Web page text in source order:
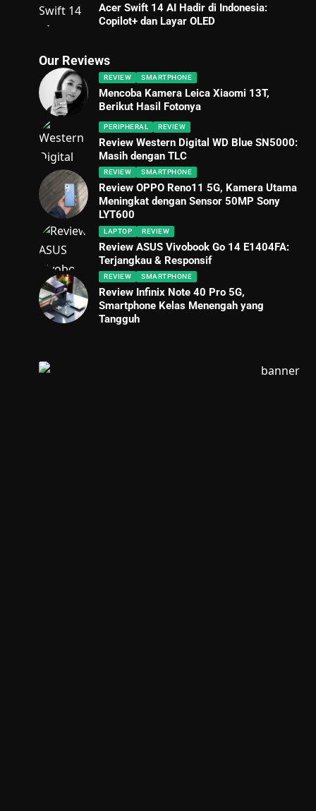
Acer Swift 14 AI Hadir di Indonesia:
Copilot+ dan Layar OLED
Our Reviews
REVIEW SMARTPHONE
Mencoba Kamera Leica Xiaomi 13T,
Berikut Hasil Fotonya
PERIPHERAL REVIEW
Review Western Digital WD Blue SN5000:
Masih dengan TLC
REVIEW SMARTPHONE
Review OPPO Reno11 5G, Kamera Utama
Meningkat dengan Sensor 50MP Sony
LYT600
LAPTOP REVIEW
Review ASUS Vivobook Go 14 E1404FA:
Terjangkau & Responsif
REVIEW SMARTPHONE
Review Infinix Note 40 Pro 5G,
Smartphone Kelas Menengah yang
Tangguh